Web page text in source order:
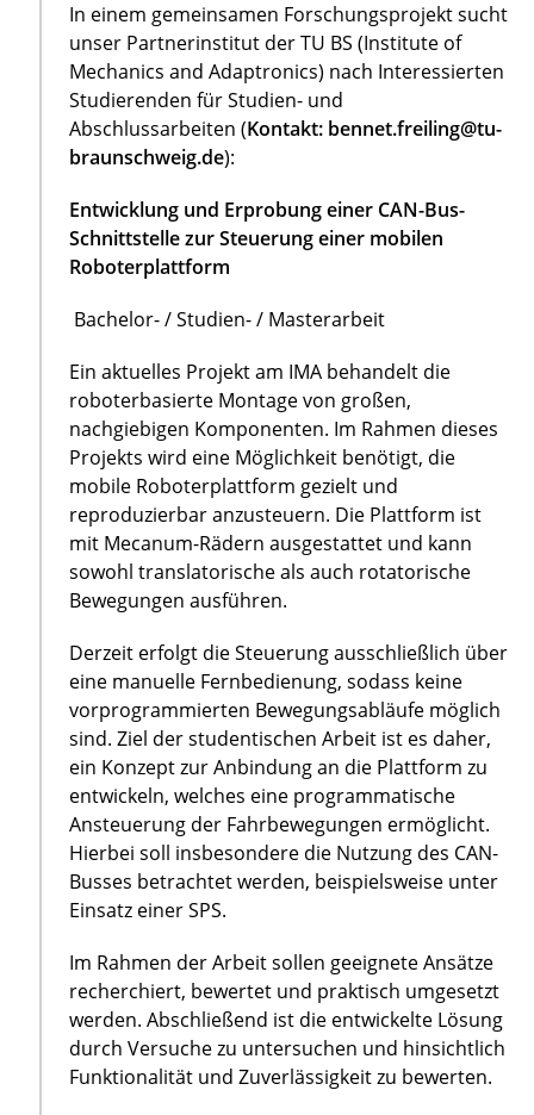
In einem gemeinsamen Forschungsprojekt sucht
unser Partnerinstitut der TU BS (Institute of
Mechanics and Adaptronics) nach Interessierten
Studierenden für Studien- und
Abschlussarbeiten (Kontakt: bennet.freiling@tu-
braunschweig.de):
Entwicklung und Erprobung einer CAN-Bus-
Schnittstelle zur Steuerung einer mobilen
Roboterplattform
Bachelor- / Studien- / Masterarbeit
Ein aktuelles Projekt am IMA behandelt die
roboterbasierte Montage von großen,
nachgiebigen Komponenten. Im Rahmen dieses
Projekts wird eine Möglichkeit benötigt, die
mobile Roboterplattform gezielt und
reproduzierbar anzusteuern. Die Plattform ist
mit Mecanum-Rädern ausgestattet und kann
sowohl translatorische als auch rotatorische
Bewegungen ausführen.
Derzeit erfolgt die Steuerung ausschließlich über
eine manuelle Fernbedienung, sodass keine
vorprogrammierten Bewegungsabläufe möglich
sind. Ziel der studentischen Arbeit ist es daher,
ein Konzept zur Anbindung an die Plattform zu
entwickeln, welches eine programmatische
Ansteuerung der Fahrbewegungen ermöglicht.
Hierbei soll insbesondere die Nutzung des CAN-
Busses betrachtet werden, beispielsweise unter
Einsatz einer SPS.
Im Rahmen der Arbeit sollen geeignete Ansätze
recherchiert, bewertet und praktisch umgesetzt
werden. Abschließend ist die entwickelte Lösung
durch Versuche zu untersuchen und hinsichtlich
Funktionalität und Zuverlässigkeit zu bewerten.